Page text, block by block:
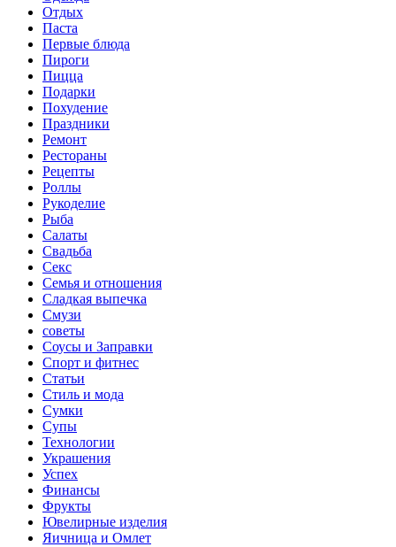
Отдых
Паста
Первые блюда
Пироги
Пицца
Подарки
Похудение
Праздники
Ремонт
Рестораны
Рецепты
Роллы
Рукоделие
Рыба
Салаты
Свадьба
Секс
Семья и отношения
Сладкая выпечка
Смузи
советы
Соусы и Заправки
Спорт и фитнес
Статьи
Стиль и мода
Сумки
Супы
Технологии
Украшения
Успех
Финансы
Фрукты
Ювелирные изделия
Яичница и Омлет